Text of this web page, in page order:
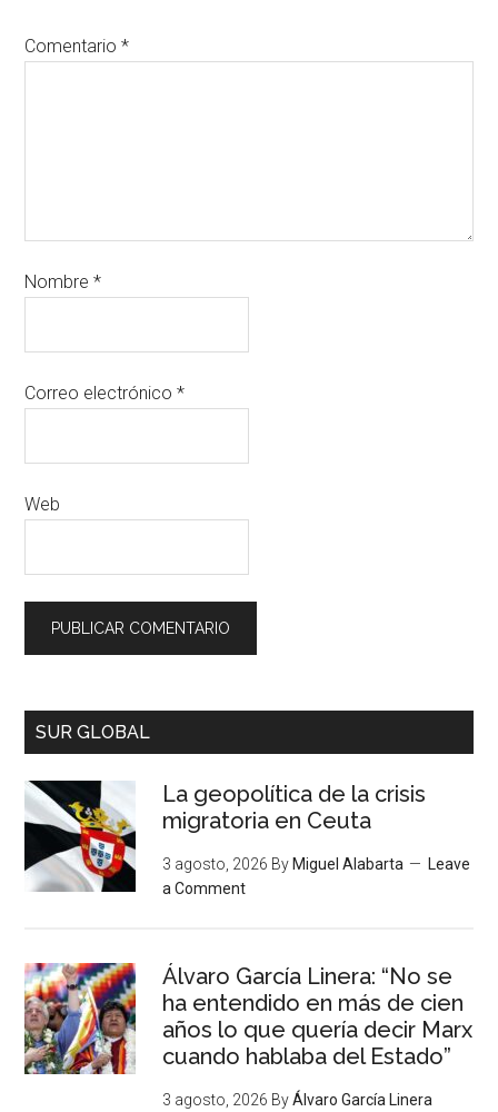
Comentario*
Nombre*
Correo electrónico*
Web
SUR GLOBAL
La geopolítica de la crisis
migratoria en Ceuta
3 agosto, 2026 By Miguel Alabarta
Leave
a Comment
Álvaro García Linera: “No se
ha entendido en más de cien
años lo que quería decir Marx
cuando hablaba del Estado”
3 agosto, 2026 ByÁlvaro García Linera